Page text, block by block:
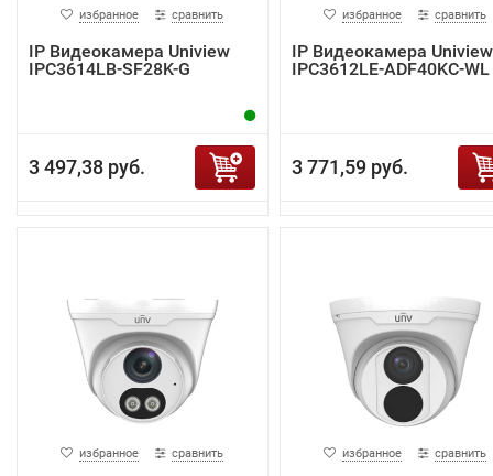
избранное сравнить
IP Видеокамера Uniview
IPC3614LB-SF28K-G
3 497,38 руб.
избранное сравнить
IP Видеокамера Uniview
IPC3612LE-ADF40KC-WL
3 771,59 руб.
избранное сравнить избранное сравнить